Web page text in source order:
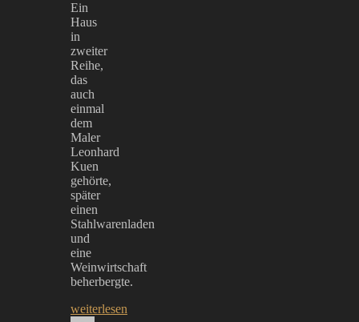
Ein
Haus
in
zweiter
Reihe,
das
auch
einmal
dem
Maler
Leonhard
Kuen
gehörte,
später
einen
Stahlwarenladen
und
eine
Weinwirtschaft
beherbergte.
weiterlesen